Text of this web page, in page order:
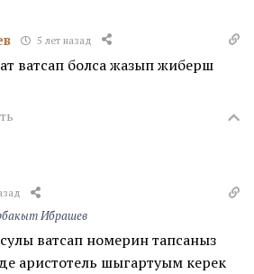
5 лет назад
ватсап болса жазып жиберш
Ибрашев
ватсап номерин тапсаныз
аристотель шыгартуым керек